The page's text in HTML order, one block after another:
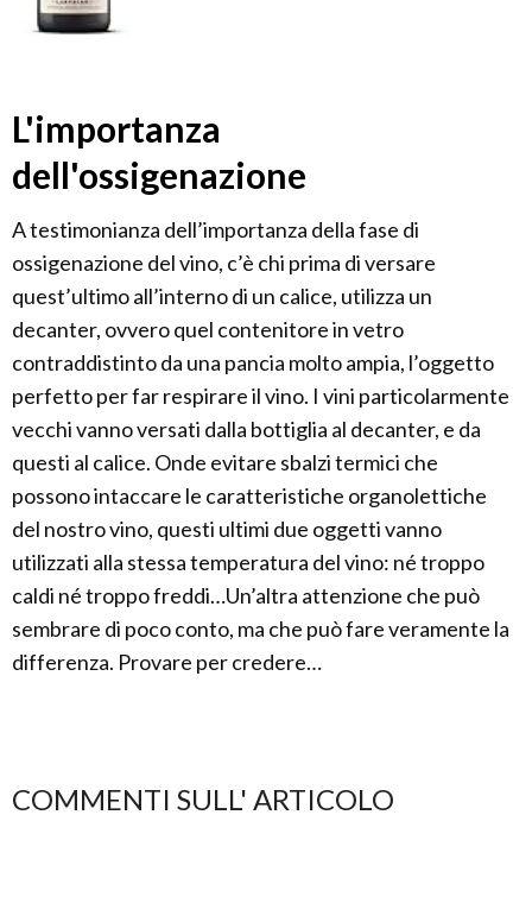
L'importanza
dell'ossigenazione
A testimonianza dell’importanza della fase di
ossigenazione del vino, c’è chi prima di versare
quest’ultimo all’interno di un calice, utilizza un
decanter, ovvero quel contenitore in vetro
contraddistinto da una pancia molto ampia, l’oggetto
perfetto per far respirare il vino. I vini particolarmente
vecchi vanno versati dalla bottiglia al decanter, e da
questi al calice. Onde evitare sbalzi termici che
possono intaccare le caratteristiche organolettiche
del nostro vino, questi ultimi due oggetti vanno
utilizzati alla stessa temperatura del vino: né troppo
caldi né troppo freddi…Un’altra attenzione che può
sembrare di poco conto, ma che può fare veramente la
differenza. Provare per credere…
COMMENTI SULL' ARTICOLO